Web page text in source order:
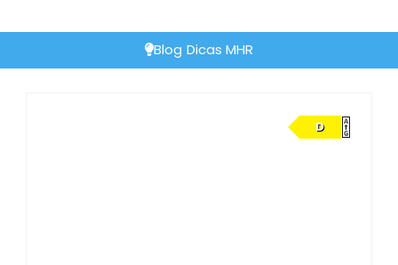
Blog Dicas MHR
D